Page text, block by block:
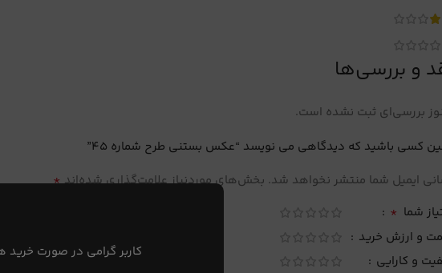
کاربر گرامی در صورت خرید
و بررسی‌ها
بررسی‌ای ثبت نشده است.
کسی باشید که دیدگاهی می نویسد “عکس بستنی طرح شماره 45”
ایمیل شما منتشر نخواهد شد. بخش‌های موردنیاز علامت‌گذاری شده‌اند*
شما *
و ارزش خرید
و کارایی